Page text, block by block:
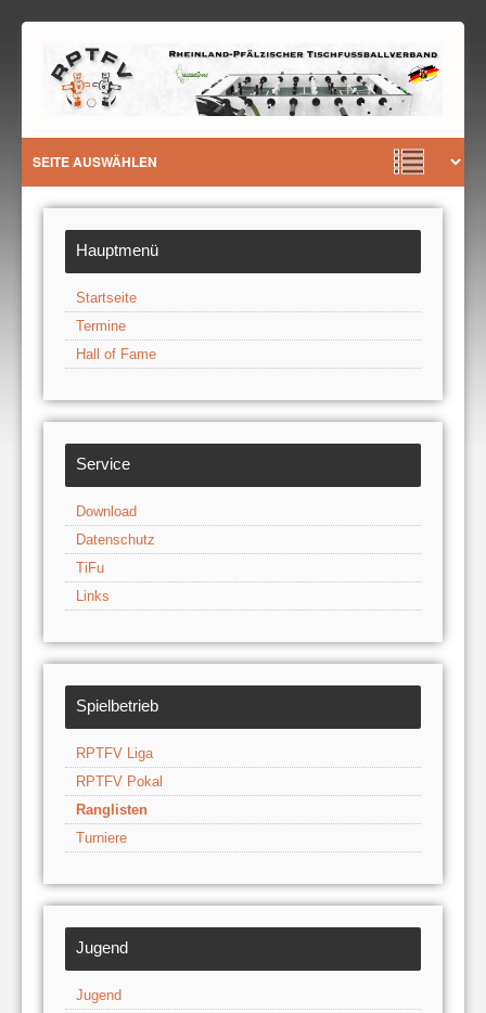
Hauptmenü
Startseite
Termine
Hall of Fame
Service
Download
Datenschutz
TiFu
Links
Spielbetrieb
RPTFV Liga
RPTFV Pokal
Ranglisten
Turniere
Jugend
Jugend